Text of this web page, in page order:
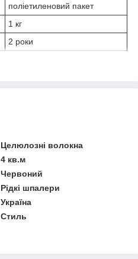
поліетиленовий пакет
1 кг
2 роки
Целюлозні волокна
4 кв.м
Червоний
Рідкі шпалери
Україна
Стиль